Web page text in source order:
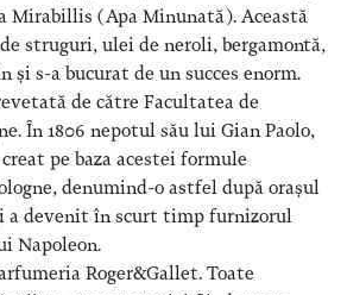
Mirabillis (Apa Minunată). Această
struguri, ulei de neroli, bergamontă,
și s-a bucurat de un succes enorm.
de către Facultatea de
În 1806 nepotul său lui Gian Paolo,
pe baza acestei formule
denumind-o astfel după orașul
a devenit în scurt timp furnizorul
Napoleon.
Roger&Gallet. Toate